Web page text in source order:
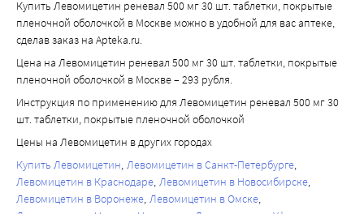
Купить Левомицетин реневал 500 мг 30 шт. таблетки, покрытые
пленочной оболочкой в Москве можно в удобной для вас аптеке,
сделав заказ на Apteka.ru.
Цена на Левомицетин реневал 500 мг 30 шт. таблетки, покрытые
пленочной оболочкой в Москве – 293 рубля.
Инструкция по применению для Левомицетин реневал 500 мг 30
шт. таблетки, покрытые пленочной оболочкой
Цены на Левомицетин в других городах
Купить Левомицетин Левомицетин в Санкт-Петербурге
Левомицетин в Краснодаре Левомицетин в Новосибирске
Левомицетин в Воронеже Левомицетин в Омске